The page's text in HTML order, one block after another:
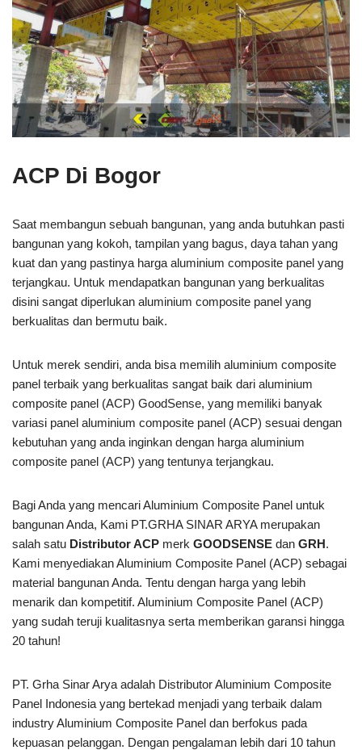
ACP Di Bogor
Saat membangun sebuah bangunan, yang anda butuhkan pasti
bangunan yang kokoh, tampilan yang bagus, daya tahan yang
kuat dan yang pastinya harga aluminium composite panel yang
terjangkau. Untuk mendapatkan bangunan yang berkualitas
disini sangat diperlukan aluminium composite panel yang
berkualitas dan bermutu baik.
Untuk merek sendiri, anda bisa memilih aluminium composite
panel terbaik yang berkualitas sangat baik dari aluminium
composite panel (ACP) GoodSense, yang memiliki banyak
variasi panel aluminium composite panel (ACP) sesuai dengan
kebutuhan yang anda inginkan dengan harga aluminium
composite panel (ACP) yang tentunya terjangkau.
Bagi Anda yang mencari Aluminium Composite Panel untuk
bangunan Anda, Kami PT.GRHA SINAR ARYA merupakan
salah satu Distributor ACP merk GOODSENSE dan GRH.
Kami menyediakan Aluminium Composite Panel (ACP) sebagai
material bangunan Anda. Tentu dengan harga yang lebih
menarik dan kompetitif. Aluminium Composite Panel (ACP)
yang sudah teruji kualitasnya serta memberikan garansi hingga
20 tahun!
PT. Grha Sinar Arya adalah Distributor Aluminium Composite
Panel Indonesia yang bertekad menjadi yang terbaik dalam
industry Aluminium Composite Panel dan berfokus pada
kepuasan pelanggan. Dengan pengalaman lebih dari 10 tahun